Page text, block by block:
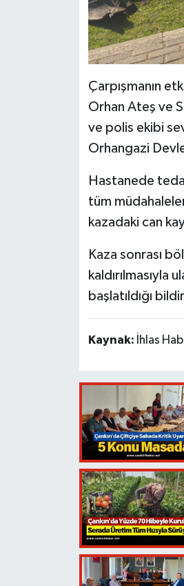
Çarpışmanın
Orhan Ateş ve
ve polis ekibi
Orhangazi
Hastanede
tüm
kazadaki can
Kaza sonrası
başlatıldığı
Kaynak: İhlas